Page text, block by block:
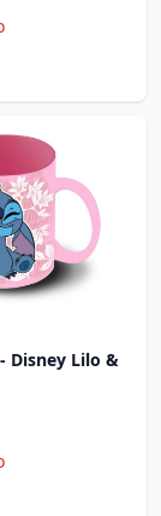
Disney Lilo &